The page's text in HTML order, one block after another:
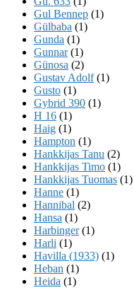
Gul Bennep (1)
Gülbaba (1)
Gunda (1)
Gunnar(1)
Günosa (2)
Gustav Adolf(1)
Gusto (1)
Gybrid 390 (1)
H 16 (1)
Haig (1)
Hampton (1)
Hankkijas Tanu (2)
Hankkijas Timo (1)
Hankkijas Tuomas (1)
Hanne (1)
Hannibal (2)
Hansa (1)
Harbinger(1)
Harli (1)
Havilla (1933) (1)
Heban (1)
Heida (1)